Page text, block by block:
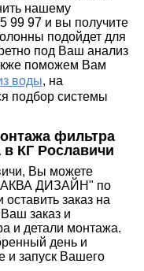
нашему
99 97 и вы получите
подойдет для
под Ваш анализ
поможем Вам
воды, на
подбор системы
фильтра
в КГ Рославичи
Вы можете
"АКВА ДИЗАЙН" по
заказ на
заказ и
и детали монтажа.
день и
и запуск Вашего